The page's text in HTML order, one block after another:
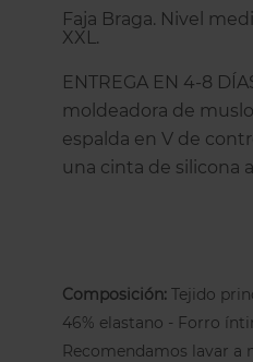
Faja Braga. Nivel
XXL.
ENTREGA EN 4-8
moldeadora de
espalda en V de
una cinta de silicona
que la faja se deslice.
abertura de la pierna
suave y sin marcas.
Composición: Tejido
46% elastano - Forro
Recomendamos lavar a